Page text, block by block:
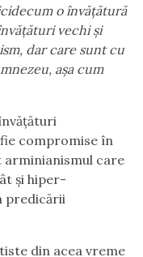
o învăţătură
vechi şi
dar care sunt cu
aşa cum
compromise în
arminianismul care
şi hiper-
predicării
din acea vreme